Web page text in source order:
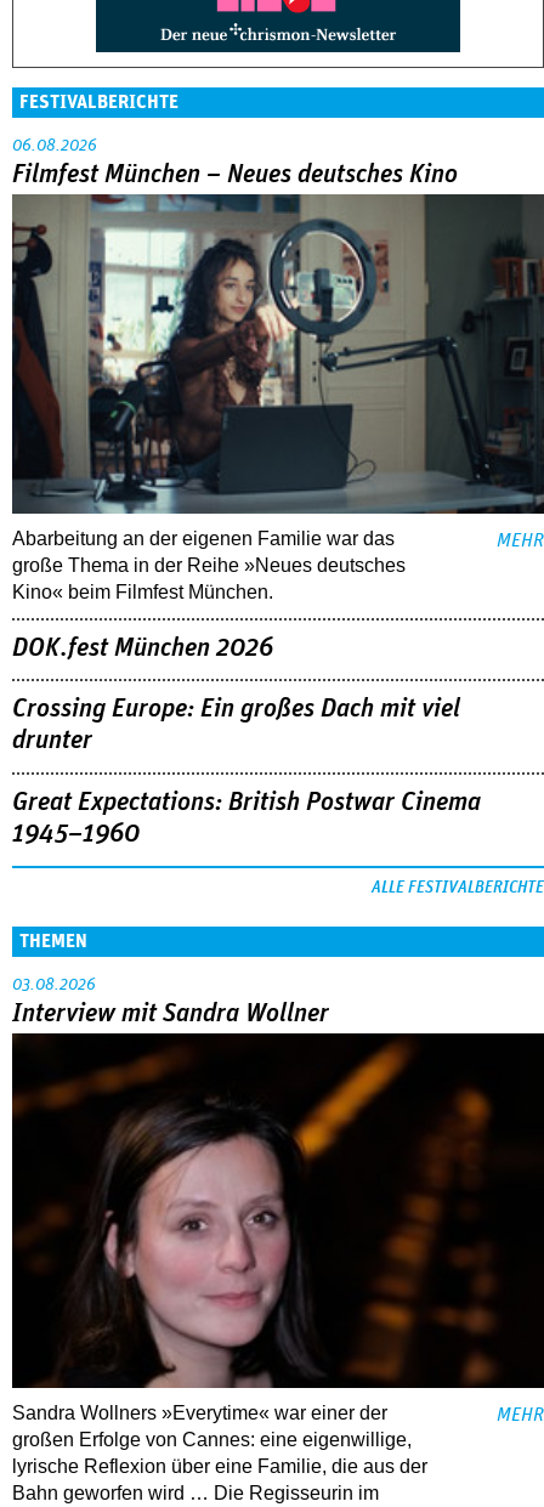
FESTIVALBERICHTE
06.08.2026
Filmfest München – Neues deutsches Kino
Abarbeitung an der eigenen Familie war das
große Thema in der Reihe »Neues deutsches
Kino« beim Filmfest München.
MEHR
DOK.fest München 2026
Crossing Europe: Ein großes Dach mit viel
drunter
Great Expectations: British Postwar Cinema
1945–1960
ALLE FESTIVALBERICHTE
THEMEN
03.08.2026
Interview mit Sandra Wollner
Sandra Wollners »Everytime« war einer der
großen Erfolge von Cannes: eine eigenwillige,
lyrische Reflexion über eine ­Familie, die aus der
Bahn geworfen wird … Die Regisseurin im
MEHR